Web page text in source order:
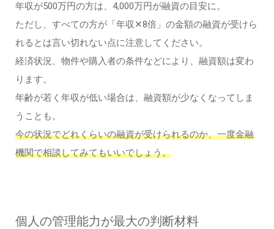
年収が500万円の方は、4,000万円が融資の目安に。
ただし、すべての方が「年収✕8倍」の金額の融資が受けら
れるとは言い切れない点に注意してください。
経済状況、物件や購入者の条件などにより、融資額は変わ
ります。
年齢が若く年収が低い場合は、融資額が少なくなってしま
うことも。
今の状況でどれくらいの融資が受けられるのか、一度金融
機関で相談してみてもいいでしょう。
個人の管理能力が最大の判断材料